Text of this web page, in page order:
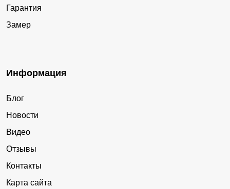
Гарантия
Замер
Информация
Блог
Новости
Видео
Отзывы
Контакты
Карта сайта